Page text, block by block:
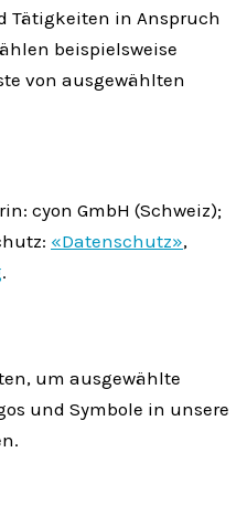
Tätigkeiten in Anspruch
beispielsweise
von ausgewählten
cyon GmbH (Schweiz);
«Datenschutz»,
.
um ausgewählte
und Symbole in unsere